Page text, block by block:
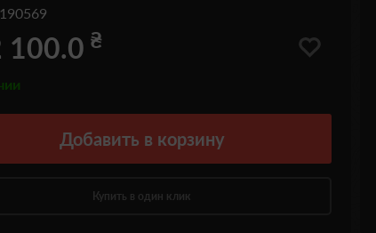
100.0 ₴
Добавить в корзину
Купить в один клик